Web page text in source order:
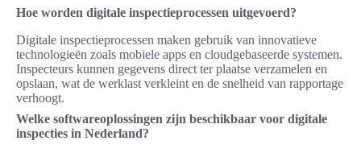
Hoe worden digitale inspectieprocessen uitgevoerd?
Digitale inspectieprocessen maken gebruik van innovatieve
technologieën zoals mobiele apps en cloudgebaseerde systemen.
Inspecteurs kunnen gegevens direct ter plaatse verzamelen en
opslaan, wat de werklast verkleint en de snelheid van rapportage
verhoogt.
Welke softwareoplossingen zijn beschikbaar voor digitale
inspecties in Nederland?